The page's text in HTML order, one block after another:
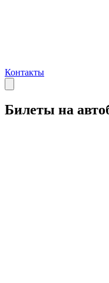
Контакты
Билеты на